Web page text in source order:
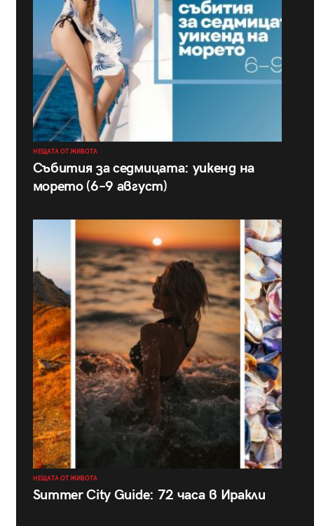
НЕЩАТА ОТ ЖИВОТА
Събития за седмицата: уикенд на
морето (6–9 август)
НЕЩАТА ОТ ЖИВОТА
Summer City Guide: 72 часа в Иракли